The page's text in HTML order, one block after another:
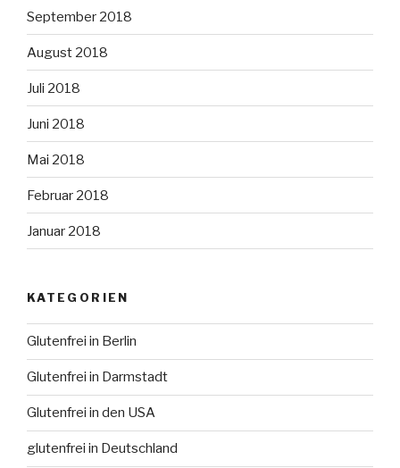
September 2018
August 2018
Juli 2018
Juni 2018
Mai 2018
Februar 2018
Januar 2018
KATEGORIEN
Glutenfrei in Berlin
Glutenfrei in Darmstadt
Glutenfrei in den USA
glutenfrei in Deutschland